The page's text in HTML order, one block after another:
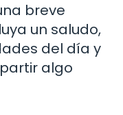
breve
un saludo,
del día y
algo